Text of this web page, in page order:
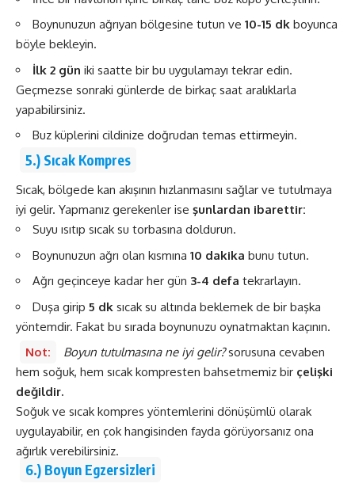
Boynunuzun ağrıyan bölgesine tutun ve 10-15 dk boyunca
böyle bekleyin.
İlk 2 gün iki saatte bir bu uygulamayı tekrar edin.
Geçmezse sonraki günlerde de birkaç saat aralıklarla
yapabilirsiniz.
Buz küplerini cildinize doğrudan temas ettirmeyin.
5.) Sıcak Kompres
Sıcak, bölgede kan akışının hızlanmasını sağlar ve tutulmaya
iyi gelir. Yapmanız gerekenler ise şunlardan ibarettir:
Suyu ısıtıp sıcak su torbasına doldurun.
Boynunuzun ağrı olan kısmına 10 dakika bunu tutun.
Ağrı geçinceye kadar her gün 3-4 defa tekrarlayın.
Duşa girip 5 dk sıcak su altında beklemek de bir başka
yöntemdir. Fakat bu sırada boynunuzu oynatmaktan kaçının.
Not:
Boyun tutulmasına ne iyi gelir?sorusuna cevaben
hem soğuk, hem sıcak kompresten bahsetmemiz bir çelişki
değildir.
Soğuk ve sıcak kompres yöntemlerini dönüşümlü olarak
uygulayabilir, en çok hangisinden fayda görüyorsanız ona
ağırlık verebilirsiniz.
6.) Boyun Egzersizleri